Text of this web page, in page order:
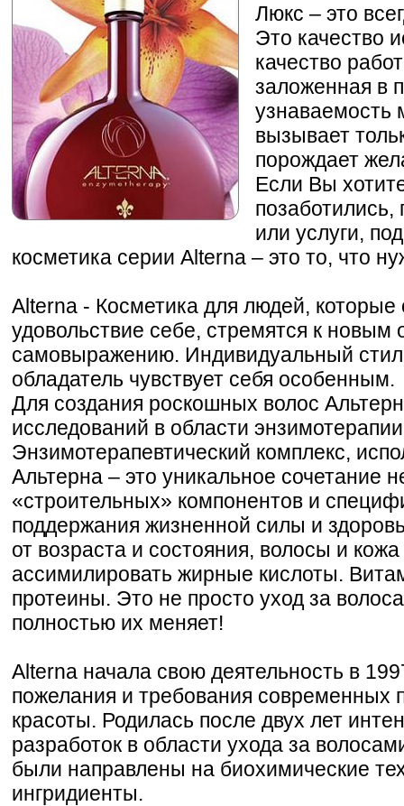
Люкс – это
Это качество
качество
заложенная в
узнаваемость
вызывает
порождает
Если Вы
или услуги,
косметика серии Alterna – это то, что
Alterna - Косметика для людей, которые
удовольствие себе, стремятся к
самовыражению. Индивидуальный
обладатель чувствует себя особенным.
Для создания роскошных волос
исследований в области
Энзимотерапевтический комплекс,
Альтерна – это уникальное сочетание
«строительных» компонентов и
поддержания жизненной силы и
от возраста и состояния, волосы и
ассимилировать жирные кислоты.
протеины. Это не просто уход за
полностью их меняет!
Alterna начала свою деятельность в
пожелания и требования современных
красоты. Родилась после двух лет
разработок в области ухода за
были направлены на биохимические
ингридиенты.